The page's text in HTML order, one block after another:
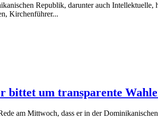
Republik, darunter auch
Kirchenführer...
bittet um transparente
am Mittwoch, dass er in der